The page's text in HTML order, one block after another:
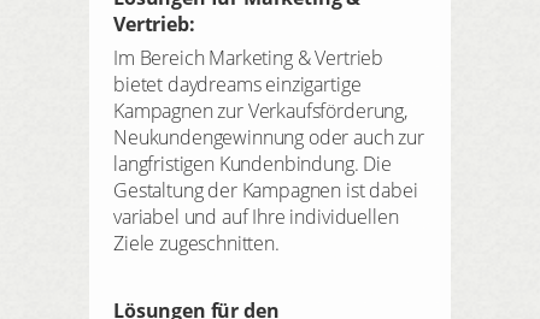
Vertrieb:
Im Bereich Marketing & Vertrieb
bietet daydreams einzigartige
Kampagnen zur Verkaufsförderung,
Neukundengewinnung oder auch zur
langfristigen Kundenbindung. Die
Gestaltung der Kampagnen ist dabei
variabel und auf Ihre individuellen
Ziele zugeschnitten.
Lösungen für den